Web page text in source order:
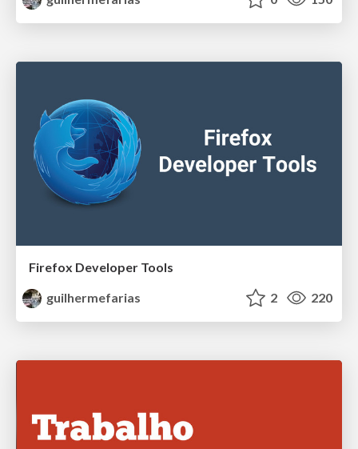
Firefox Developer Tools
guilhermefarias
2 220